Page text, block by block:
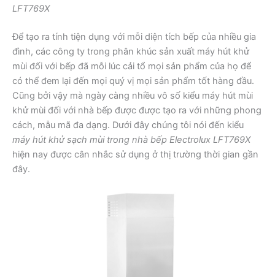
LFT769X
Để tạo ra tính tiện dụng với mỗi diện tích bếp của nhiều gia
đình, các công ty trong phân khúc sản xuất máy hút khử
mùi đối với bếp đã mỗi lúc cải tổ mọi sản phẩm của họ để
có thể đem lại đến mọi quý vị mọi sản phẩm tốt hàng đầu.
Cũng bởi vậy mà ngày càng nhiều vô số kiểu máy hút mùi
khử mùi đối với nhà bếp được được tạo ra với những phong
cách, mẫu mã đa dạng. Dưới đây chúng tôi nói đến kiểu
máy hút khử sạch mùi trong nhà bếp Electrolux LFT769X
hiện nay được cân nhắc sử dụng ở thị trường thời gian gần
đây.